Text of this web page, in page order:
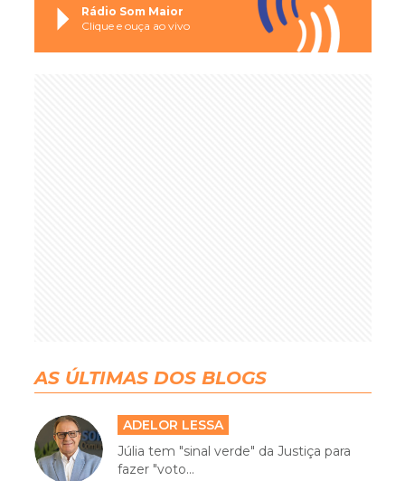
Rádio Som Maior
Clique e ouça ao vivo
AS ÚLTIMAS DOS BLOGS
ADELOR LESSA
Júlia tem "sinal verde" da Justiça para
fazer "voto...